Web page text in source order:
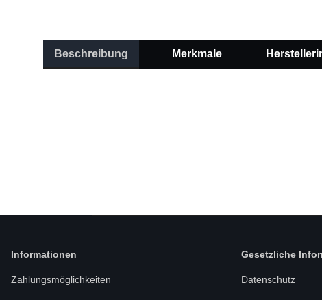
Beschreibung Merkmale
Informationen
Zahlungsmöglichkeiten
Gesetzliche
Datenschutz